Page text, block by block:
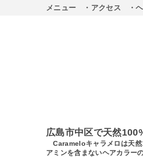
メニュー ・アクセス ・
広島市中区で天然
Carameloキャラメロは天然
アミンを含まないヘアカラー